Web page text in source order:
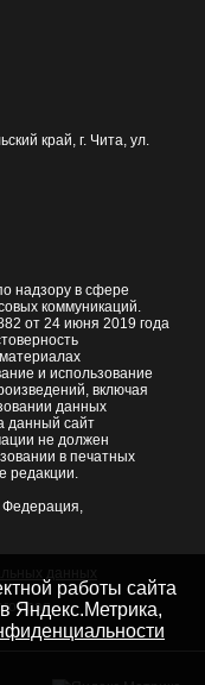
край, г. Чита, ул.
надзору в сфере
коммуникаций.
от 24 июня 2019 года
и использование
включая
данных
данный сайт
не должен
в печатных
редакции.
Федерация,
края
работы сайта
Яндекс.Метрика,